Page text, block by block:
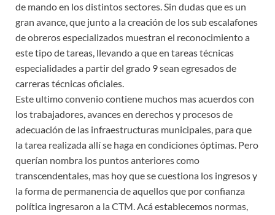
de mando en los distintos sectores. Sin dudas que es un
gran avance, que junto a la creación de los sub escalafones
de obreros especializados muestran el reconocimiento a
este tipo de tareas, llevando a que en tareas técnicas
especialidades a partir del grado 9 sean egresados de
carreras técnicas oficiales.
Este ultimo convenio contiene muchos mas acuerdos con
los trabajadores, avances en derechos y procesos de
adecuación de las infraestructuras municipales, para que
la tarea realizada allí se haga en condiciones óptimas. Pero
querían nombra los puntos anteriores como
transcendentales, mas hoy que se cuestiona los ingresos y
la forma de permanencia de aquellos que por confianza
política ingresaron a la CTM. Acá establecemos normas,